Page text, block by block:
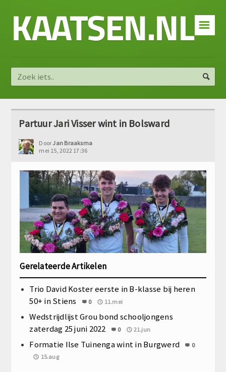
☰
KAATSEN.NL
Partuur Jari Visser wint in Bolsward
DoorJan Braaksma
mei 15, 2022 17:36
Gerelateerde Artikelen
Trio David Koster eerste in B-klasse bij heren
50+ in Stiens
0 11.mei
Wedstrijdlijst Grou bond schooljongens
zaterdag 25 juni 2022
0 21.jun
Formatie Ilse Tuinenga wint in Burgwerd
0
15.aug